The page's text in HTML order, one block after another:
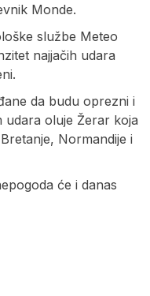
Monde.
službe Meteo
najjačih udara
da budu oprezni i
udara oluje Žerar koja
Normandije i
će i danas